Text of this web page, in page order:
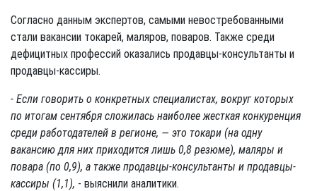
Согласно данным экспертов, самыми невостребованными
стали вакансии токарей, маляров, поваров. Также среди
дефицитных профессий оказались продавцы-консультанты и
продавцы-кассиры.
- Если говорить о конкретных специалистах, вокруг которых
по итогам сентября сложилась наиболее жесткая конкуренция
среди работодателей в регионе, — это токари (на одну
вакансию для них приходится лишь 0,8 резюме), маляры и
повара (по 0,9), а также продавцы-консультанты и продавцы-
кассиры (1,1), - выяснили аналитики.